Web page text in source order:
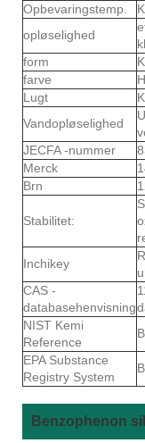
Opbevaringstemp.
opløselighed
form
farve
Lugt
Vandopløselighed
JECFA -nummer
Merck
Brn
Stabilitet:
Inchikey
CAS -
databasehenvisning
NIST Kemi
Reference
EPA Substance
Registry System
Benzophenon